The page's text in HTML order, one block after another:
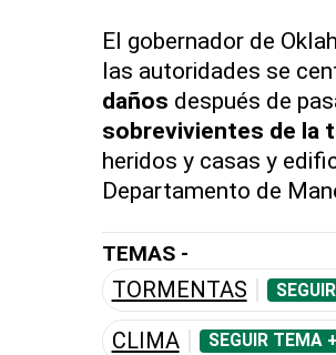
El gobernador de
las autoridades se
daños después de
sobrevivientes de la
heridos y casas y
Departamento de
TEMAS -
TORMENTAS
CLIMA SEGUIR TEMA +